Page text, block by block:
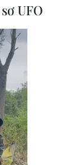
7
Việt Nam
UFO